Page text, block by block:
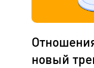
новый